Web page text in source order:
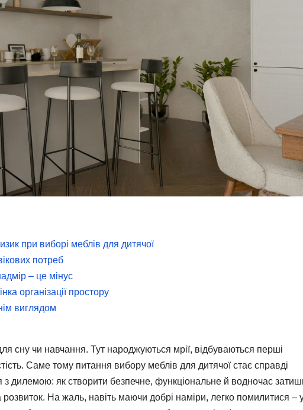
при виборі меблів для дитячої
потреб
– це мінус
організації простору
виглядом
сну чи навчання. Тут народжуються мрії, відбуваються перші
Саме тому питання вибору меблів для дитячої стає справді
дилемою: як створити безпечне, функціональне й водночас
На жаль, навіть маючи добрі наміри, легко помилитися –